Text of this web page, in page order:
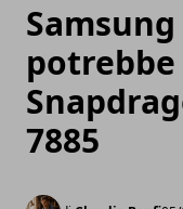
Samsung
potrebbe
7885